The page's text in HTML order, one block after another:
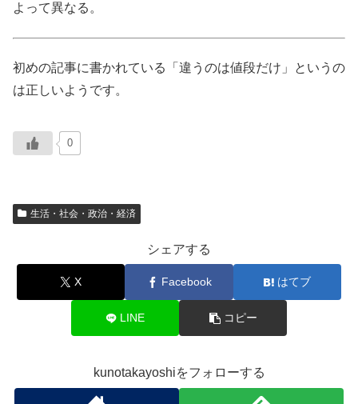
よって異なる。
初めの記事に書かれている「違うのは値段だけ」というの
は正しいようです。
0
生活・社会・政治・経済
シェアする
X Facebook はてブ
LINE コピー
kunotakayoshiをフォローする